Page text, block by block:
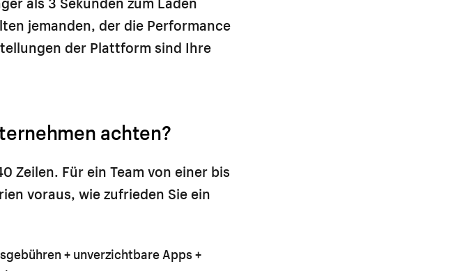
jemanden, der die Performance
der Plattform sind Ihre
achten?
Zeilen. Für ein Team von einer bis
voraus, wie zufrieden Sie ein
+ unverzichtbare Apps +